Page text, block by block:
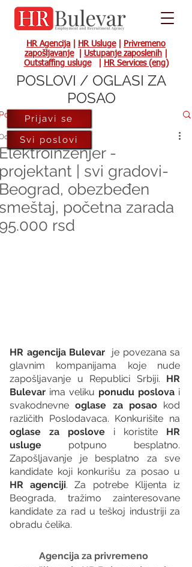
HR Agencija HR Usluge|
Privremeno
zapošljavanje| Ustupanje zaposlenih
Outstaffing usluge| HR Services (eng)
-
| svi gradovi-
obezbeđen
početna zarada
rsd
26, 2022
HR agencija Bulevar
  je povezana sa
glavnim kompanijama koje nude
zapošljavanje u Republici Srbiji. HR
Bulevar ima veliku ponudu poslova i
svakodnevne oglase za posao kod
oglase za poslove i koristite HR
usluge potpuno besplatno.
Zapošljavanje je besplatno za sve
HR agenciji. Za potrebe Klijenta iz
Beograda, tražimo zainteresovane
kandidate za rad u teškoj industriji za
obradu čelika.
Agencija za privremeno
Prijavi se
Svi poslovi
POSLOVI / OGLASI ZA
POSAO